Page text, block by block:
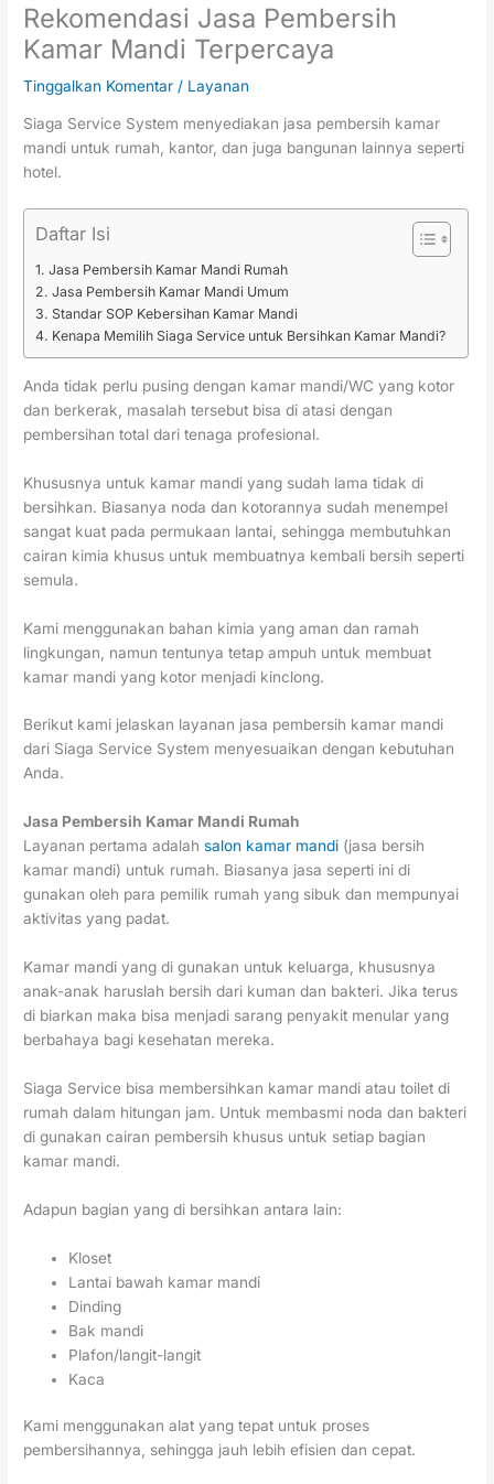
Rekomendasi Jasa Pembersih
Kamar Mandi Terpercaya
Tinggalkan Komentar / Layanan
Siaga Service System menyediakan jasa pembersih kamar
mandi untuk rumah, kantor, dan juga bangunan lainnya seperti
hotel.
Daftar Isi
Jasa Pembersih Kamar Mandi Rumah
Jasa Pembersih Kamar Mandi Umum
Standar SOP Kebersihan Kamar Mandi
Kenapa Memilih Siaga Service untuk Bersihkan Kamar Mandi?
Anda tidak perlu pusing dengan kamar mandi/WC yang kotor
dan berkerak, masalah tersebut bisa di atasi dengan
pembersihan total dari tenaga profesional.
Khususnya untuk kamar mandi yang sudah lama tidak di
bersihkan. Biasanya noda dan kotorannya sudah menempel
sangat kuat pada permukaan lantai, sehingga membutuhkan
cairan kimia khusus untuk membuatnya kembali bersih seperti
semula.
Kami menggunakan bahan kimia yang aman dan ramah
lingkungan, namun tentunya tetap ampuh untuk membuat
kamar mandi yang kotor menjadi kinclong.
Berikut kami jelaskan layanan jasa pembersih kamar mandi
dari Siaga Service System menyesuaikan dengan kebutuhan
Anda.
Jasa Pembersih Kamar Mandi Rumah
Layanan pertama adalah salon kamar mandi (jasa bersih
kamar mandi) untuk rumah. Biasanya jasa seperti ini di
gunakan oleh para pemilik rumah yang sibuk dan mempunyai
aktivitas yang padat.
Kamar mandi yang di gunakan untuk keluarga, khususnya
anak-anak haruslah bersih dari kuman dan bakteri. Jika terus
di biarkan maka bisa menjadi sarang penyakit menular yang
berbahaya bagi kesehatan mereka.
Siaga Service bisa membersihkan kamar mandi atau toilet di
rumah dalam hitungan jam. Untuk membasmi noda dan bakteri
di gunakan cairan pembersih khusus untuk setiap bagian
kamar mandi.
Adapun bagian yang di bersihkan antara lain:
Kloset
Lantai bawah kamar mandi
Dinding
Bak mandi
Plafon/langit-langit
Kaca
Kami menggunakan alat yang tepat untuk proses
pembersihannya, sehingga jauh lebih efisien dan cepat.